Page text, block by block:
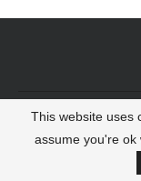
© 2022 -
This website uses
assume you're ok